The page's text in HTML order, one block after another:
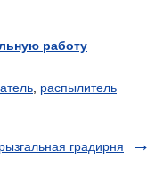
работу
распылитель
градирня